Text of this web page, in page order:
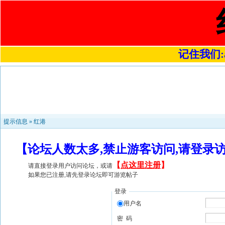
记住我们
提示信息 » 红港
【论坛人数太多,禁止游客访问,请登
请直接登录用户访问论坛，或请 【 点这里注册】
如果您已注册,请先登录论坛即可游览帖子
登录
用户名
密 码